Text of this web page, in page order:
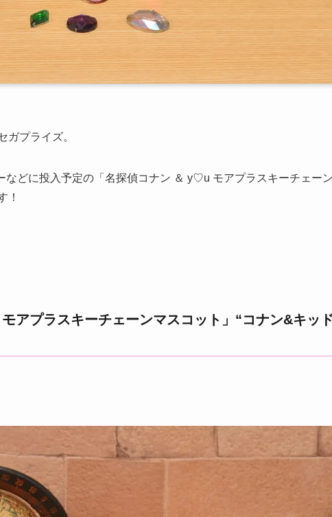
ガプライズ。
などに投入予定の「名探偵コナン ＆ y♡u モアプラスキーチェー
！
アプラスキーチェーンマスコット」“コナン&キッ